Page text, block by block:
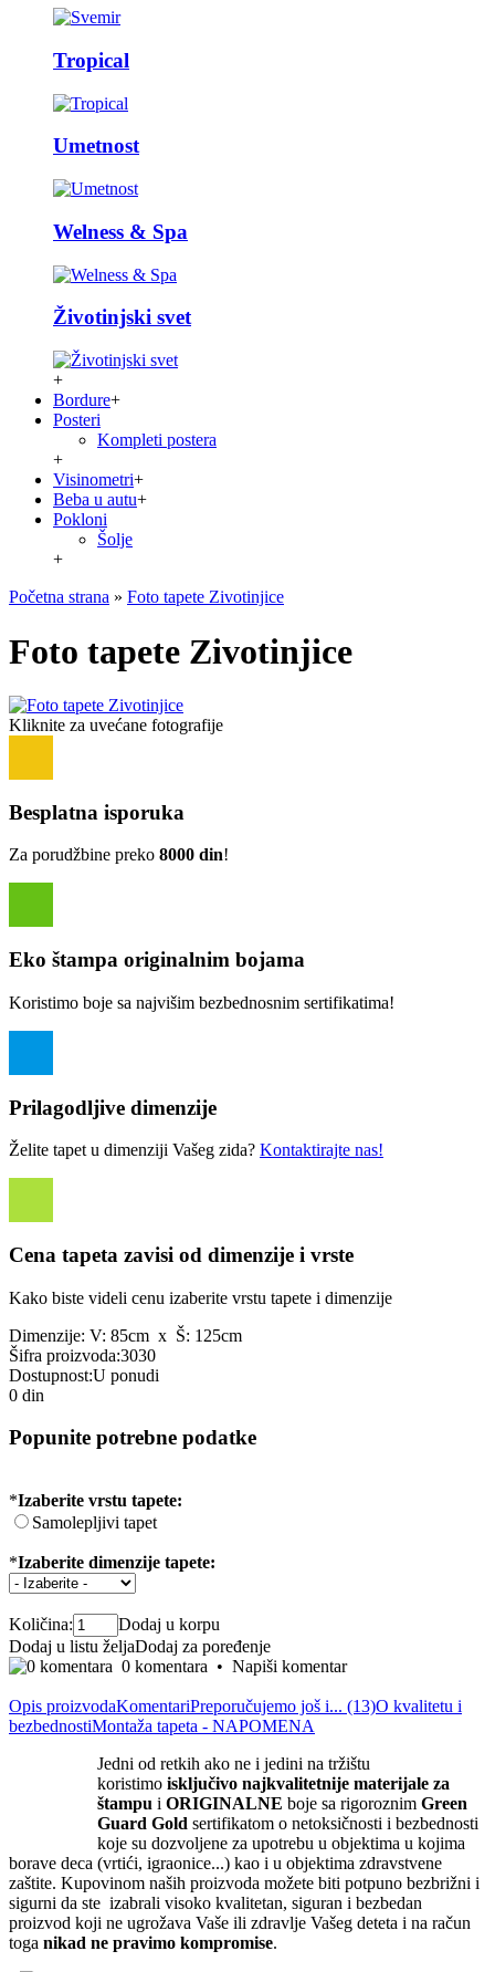
Tropical
Umetnost
Welness & Spa
Životinjski svet
+
Bordure+
Posteri
Kompleti postera
+
Visinometri+
Beba u autu+
Pokloni
Šolje
+
Početna strana » Foto tapete Zivotinjice
Foto tapete Zivotinjice
Kliknite za uvećane fotografije
Besplatna isporuka
Za porudžbine preko 8000 din!
Eko štampa originalnim bojama
Koristimo boje sa najvišim bezbednosnim sertifikatima!
Prilagodljive dimenzije
Želite tapet u dimenziji Vašeg zida? Kontaktirajte nas!
Cena tapeta zavisi od dimenzije i vrste
Kako biste videli cenu izaberite vrstu tapete i dimenzije
Dimenzije: V: 85cm x Š: 125cm
Šifra proizvoda:3030
Dostupnost:U ponudi
0 din
Popunite potrebne podatke
*Izaberite vrstu tapete:
Samolepljivi tapet
*Izaberite dimenzije tapete:
Količina:
Dodaj u korpu
Dodaj u listu željaDodaj za poređenje
0 komentara • Napiši komentar
Opis proizvodaKomentariPreporučujemo još i... (13)O kvalitetu i
bezbednostiMontaža tapeta - NAPOMENA
Jedni od retkih ako ne i jedini na tržištu
koristimo isključivo najkvalitetnije materijale za
štampu i ORIGINALNE boje sa rigoroznim Green
Guard Gold sertifikatom o netoksičnosti i bezbednosti
koje su dozvoljene za upotrebu u objektima u kojima
borave deca (vrtići, igraonice...) kao i u objektima zdravstvene
zaštite. Kupovinom naših proizvoda možete biti potpuno bezbrižni i
sigurni da ste izabrali visoko kvalitetan, siguran i bezbedan
proizvod koji ne ugrožava Vaše ili zdravlje Vašeg deteta i na račun
toga nikad ne pravimo kompromise.